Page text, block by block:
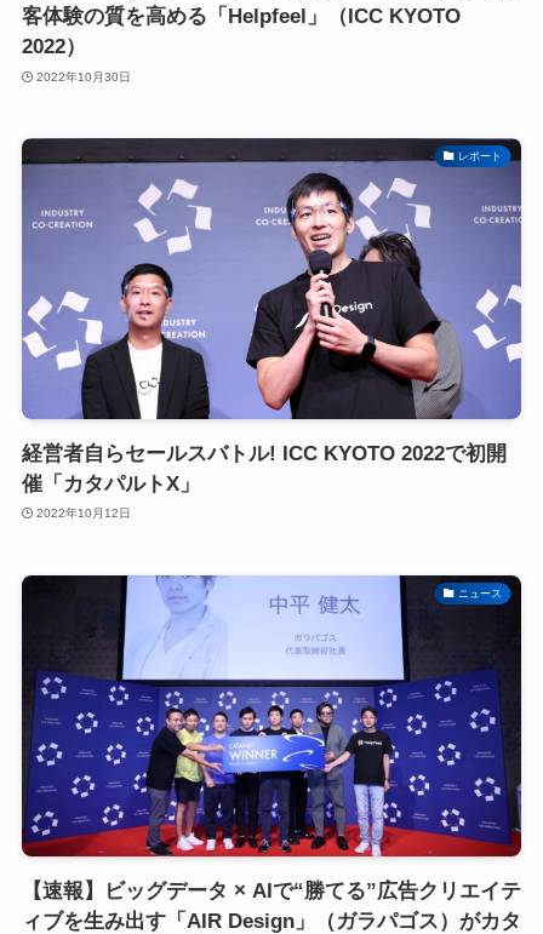
客体験の質を高める「Helpfeel」（ICC KYOTO
2022）
2022年10月30日
レポート
経営者自らセールスバトル! ICC KYOTO 2022で初開
催「カタパルトX」
2022年10月12日
ニュース
【速報】ビッグデータ × AIで“勝てる”広告クリエイテ
ィブを生み出す「AIR Design」（ガラパゴス）がカタ